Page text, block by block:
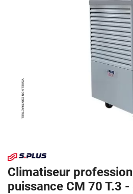
Climatiseur
puissance CM 70 T.3 -